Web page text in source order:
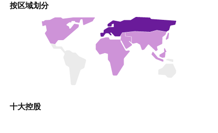
按区域划分
十大控股